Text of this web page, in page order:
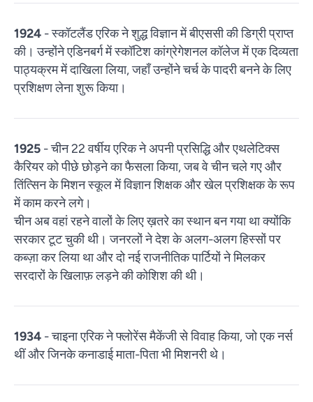
1924 - स्कॉटलैंड एरिक ने शुद्ध विज्ञान में बीएससी की डिग्री प्राप्त
की। उन्होंने एडिनबर्ग में स्कॉटिश कांग्रेगेशनल कॉलेज में एक दिव्यता
पाठ्यक्रम में दाखिला लिया, जहाँ उन्होंने चर्च के पादरी बनने के लिए
प्रशिक्षण लेना शुरू किया।
1925 - चीन 22 वर्षीय एरिक ने अपनी प्रसिद्धि और एथलेटिक्स
कैरियर को पीछे छोड़ने का फैसला किया, जब वे चीन चले गए और
तिंत्सिन के मिशन स्कूल में विज्ञान शिक्षक और खेल प्रशिक्षक के रूप
में काम करने लगे।
चीन अब वहां रहने वालों के लिए ख़तरे का स्थान बन गया था क्योंकि
सरकार टूट चुकी थी। जनरलों ने देश के अलग-अलग हिस्सों पर
कब्ज़ा कर लिया था और दो नई राजनीतिक पार्टियों ने मिलकर
सरदारों के खिलाफ़ लड़ने की कोशिश की थी।
1934 - चाइना एरिक ने फ्लोरेंस मैकेंजी से विवाह किया, जो एक नर्स
थीं और जिनके कनाडाई माता-पिता भी मिशनरी थे।